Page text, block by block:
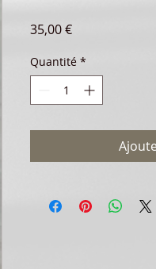
35,00 €Prix
Quantité *